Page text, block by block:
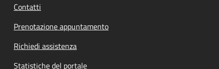
Contatti
Prenotazione appuntamento
Richiedi assistenza
Statistiche del portale